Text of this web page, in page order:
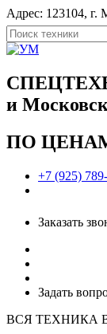
Адрес: 123104, г.
и
ПО
+7 (925)
Заказать
Задать
ВСЯ ТЕХНИКА